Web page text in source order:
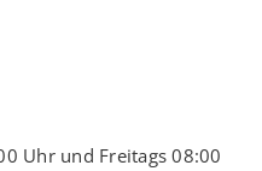
Uhr und Freitags 08:00